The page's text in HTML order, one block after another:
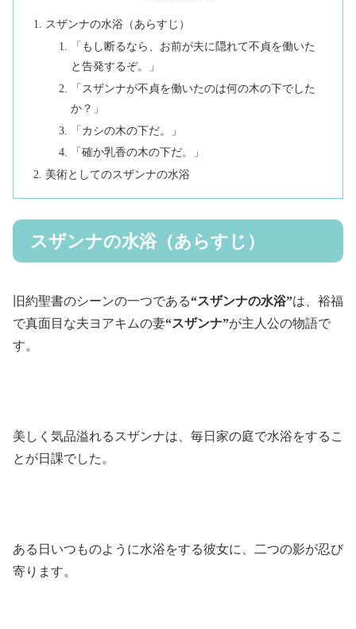
スザンナの水浴（あらすじ）
「もし断るなら、お前が夫に隠れて不貞を働いた
と告発するぞ。」
「スザンナが不貞を働いたのは何の木の下でした
か？」
「カシの木の下だ。」
「確か乳香の木の下だ。」
美術としてのスザンナの水浴
スザンナの水浴（あらすじ）
旧約聖書のシーンの一つである“スザンナの水浴”は、裕福
で真面目な夫ヨアキムの妻“スザンナ”が主人公の物語で
す。
美しく気品溢れるスザンナは、毎日家の庭で水浴をするこ
とが日課でした。
ある日いつものように水浴をする彼女に、二つの影が忍び
寄ります。